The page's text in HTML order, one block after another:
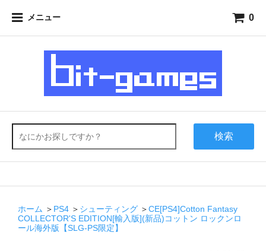
メニュー 0
検索
ホーム ＞ PS4 ＞ シューティング ＞CE[PS4]Cotton Fantasy
COLLECTOR'S EDITION[輸入版](新品)コットン ロックンロ
ール海外版【SLG-PS限定】